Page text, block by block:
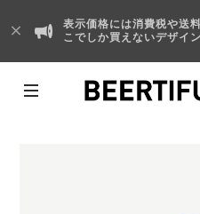
表示価格には消費税や送
こでしか買えないデザイン